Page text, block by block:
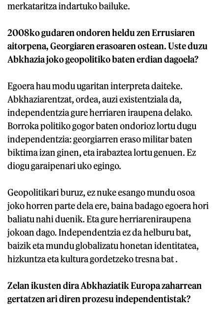
merkataritza indartuko bailuke.
2008ko gudaren ondoren heldu zen Errusiaren
aitorpena, Georgiaren erasoaren ostean. Uste duzu
Abkhazia joko geopolitiko baten erdian dagoela?
Egoera hau modu ugaritan interpreta daiteke.
Abkhaziarentzat, ordea, auzi existentziala da,
independentzia gure herriaren iraupena delako.
Borroka politiko gogor baten ondorioz lortu dugu
independentzia: georgiarren eraso militar baten
biktima izan ginen, eta irabaztea lortu genuen. Ez
diogu garaipenari uko egingo.
Geopolitikari buruz, ez nuke esango mundu osoa
joko horren parte dela ere, baina badago egoera hori
baliatu nahi duenik. Eta gure herriareniraupena
jokoan dago. Independentzia ez da helburu bat,
baizik eta mundu globalizatu honetan identitatea,
hizkuntza eta kultura gordetzeko tresna bat .
Zelan ikusten dira Abkhaziatik Europa zaharrean
gertatzen ari diren prozesu independentistak?